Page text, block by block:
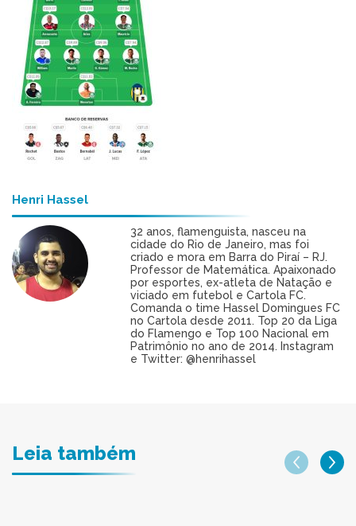
Henri Hassel
32 anos, flamenguista, nasceu na
cidade do Rio de Janeiro, mas foi
criado e mora em Barra do Piraí – RJ.
Professor de Matemática. Apaixonado
por esportes, ex-atleta de Natação e
viciado em futebol e Cartola FC.
Comanda o time Hassel Domingues FC
no Cartola desde 2011. Top 20 da Liga
do Flamengo e Top 100 Nacional em
Patrimônio no ano de 2014. Instagram
e Twitter: @henrihassel
Leia também